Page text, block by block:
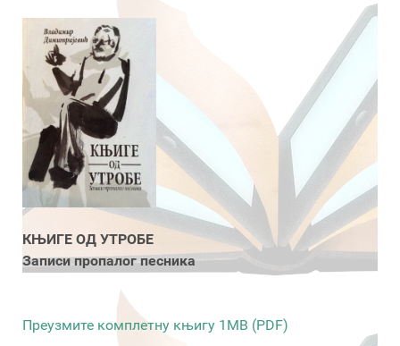
КЊИГЕ ОД УТРОБЕ
Записи пропалог песника
Преузмите комплетну књигу 1MB (PDF)